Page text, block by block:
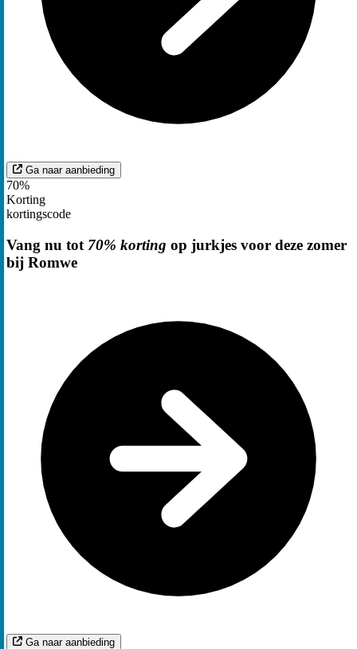
Ga naar aanbieding
70%
Korting
kortingscode
Vang nu tot 70% korting op jurkjes voor deze zomer
bij Romwe
Ga naar aanbieding